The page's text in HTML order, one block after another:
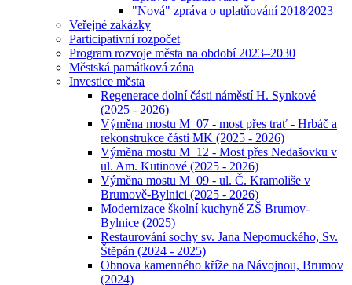
"Nová" zpráva o uplatňování 2018⁄2023
Veřejné zakázky
Participativní rozpočet
Program rozvoje města na období 2023–2030
Městská památková zóna
Investice města
Regenerace dolní části náměstí H. Synkové
(2025 - 2026)
Výměna mostu M_07 - most přes trať - Hrbáč a
rekonstrukce části MK (2025 - 2026)
Výměna mostu M_12 - Most přes Nedašovku v
ul. Am. Kutinové (2025 - 2026)
Výměna mostu M_09 - ul. Č. Kramoliše v
Brumově-Bylnici (2025 - 2026)
Modernizace školní kuchyně ZŠ Brumov-
Bylnice (2025)
Restaurování sochy sv. Jana Nepomuckého, Sv.
Štěpán (2024 - 2025)
Obnova kamenného kříže na Návojnou, Brumov
(2024)